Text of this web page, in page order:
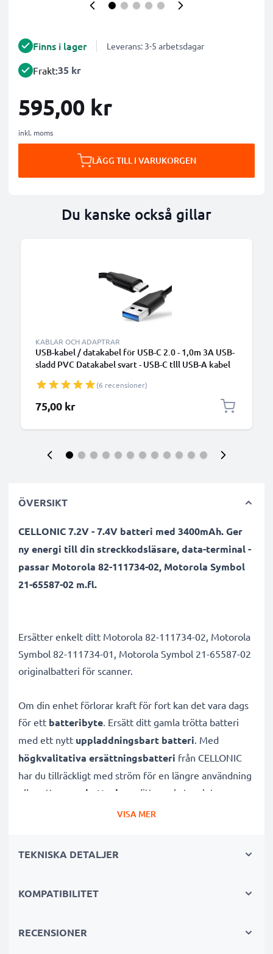
Finns i lager Leverans: 3-5 arbetsdagar
Frakt:35 kr
595,00 kr
inkl. moms
LÄGG TILL I VARUKORGEN
Du kanske också gillar
KABLAR OCH ADAPTRAR
USB-kabel / datakabel för USB-C 2.0 - 1,0m 3A USB-
sladd PVC Datakabel svart - USB-C tlll USB-A kabel
(6 recensioner)
75,00 kr
ÖVERSIKT
CELLONIC 7.2V - 7.4V batteri med 3400mAh. Ger
ny energi till din streckkodsläsare, data-terminal -
passar Motorola 82-111734-02, Motorola Symbol
21-65587-02 m.fl.
Ersätter enkelt ditt Motorola 82-111734-02, Motorola
Symbol 82-111734-01, Motorola Symbol 21-65587-02
originalbatteri för scanner.
Om din enhet förlorar kraft för fort kan det vara dags
för ett batteribyte. Ersätt ditt gamla trötta batteri
med ett nytt uppladdningsbart batteri. Med
högkvalitativa ersättningsbatteri från CELLONIC
har du tillräckligt med ström för en längre användning
eller ett
reservbatteri om ditt gamla tar slut.
✔Lång livslängdtack vare modern litiumteknik utan
✔Garanterad säkerhet:
✔ Varje cell har testats separat för att säkerställa en
VISA MER
TEKNISKA DETALJER
KOMPATIBILITET
RECENSIONER